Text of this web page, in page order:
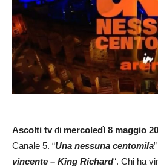
Ascolti tvdi mercoledì 8 maggio
Canale 5. “Una nessuna centomila
vincente – King Richard“. Chi ha